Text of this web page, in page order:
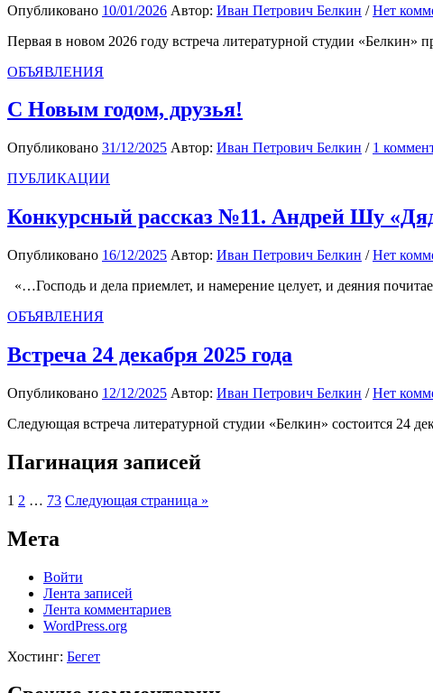
Опубликовано 10/01/2026 Автор: Иван Петрович Белкин /Нет
Первая в новом 2026 году встреча литературной студии
ОБЪЯВЛЕНИЯ
С Новым годом, друзья!
Опубликовано 31/12/2025 Автор: Иван Петрович Белкин / 1
ПУБЛИКАЦИИ
Конкурсный рассказ №11. Андрей Шу
Опубликовано 16/12/2025 Автор: Иван Петрович Белкин /Нет
«…Господь и дела приемлет, и намерение целует, и деяния
ОБЪЯВЛЕНИЯ
Встреча 24 декабря 2025 года
Опубликовано 12/12/2025 Автор: Иван Петрович Белкин /Нет
Следующая встреча литературной студии «Белкин» состоится 24
Пагинация записей
1 2 … 73 Следующая страница »
Мета
Войти
Лента записей
Лента комментариев
WordPress.org
Хостинг: Бегет